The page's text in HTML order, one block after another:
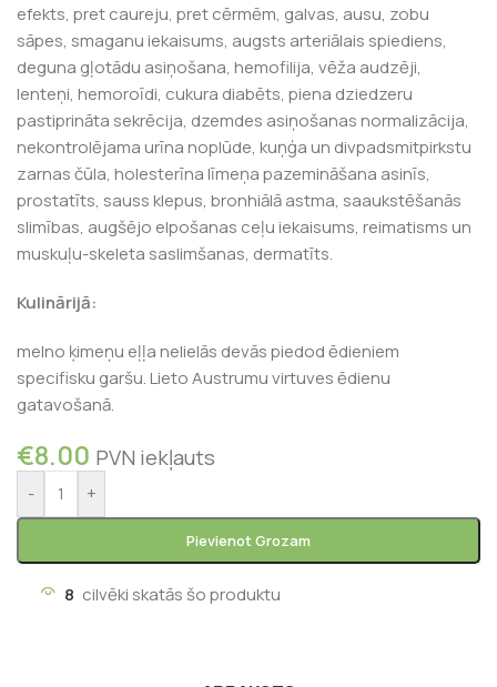
efekts, pret caureju, pret cērmēm, galvas, ausu, zobu
sāpes, smaganu iekaisums, augsts arteriālais spiediens,
deguna gļotādu asiņošana, hemofilija, vēža audzēji,
lenteņi, hemoroīdi, cukura diabēts, piena dziedzeru
pastiprināta sekrēcija, dzemdes asiņošanas normalizācija,
nekontrolējama urīna noplūde, kuņģa un divpadsmitpirkstu
zarnas čūla, holesterīna līmeņa pazemināšana asinīs,
prostatīts, sauss klepus, bronhiālā astma, saaukstēšanās
slimības, augšējo elpošanas ceļu iekaisums, reimatisms un
muskuļu-skeleta saslimšanas, dermatīts.
Kulinārijā:
melno ķimeņu eļļa nelielās devās piedod ēdieniem
specifisku garšu. Lieto Austrumu virtuves ēdienu
gatavošanā.
€8.00 PVN iekļauts
- +
Pievienot Grozam
8 cilvēki skatās šo produktu